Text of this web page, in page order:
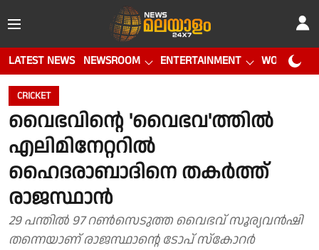
LATEST NEWS NEWSROOM ENTERTAINMENT WORLD CUP
CRICKET
വൈഭവിൻ്റെ 'വൈഭവ'ത്തിൽ
എലിമിനേറ്ററിൽ
ഹൈദരാബാദിനെ തകർത്ത്
രാജസ്ഥാൻ
29 പന്തിൽ 97 റൺസെടുത്ത വൈഭവ് സൂര്യവൻഷി
തന്നെയാണ് രാജസ്ഥാൻ്റെ ടോപ് സ്കോറർ